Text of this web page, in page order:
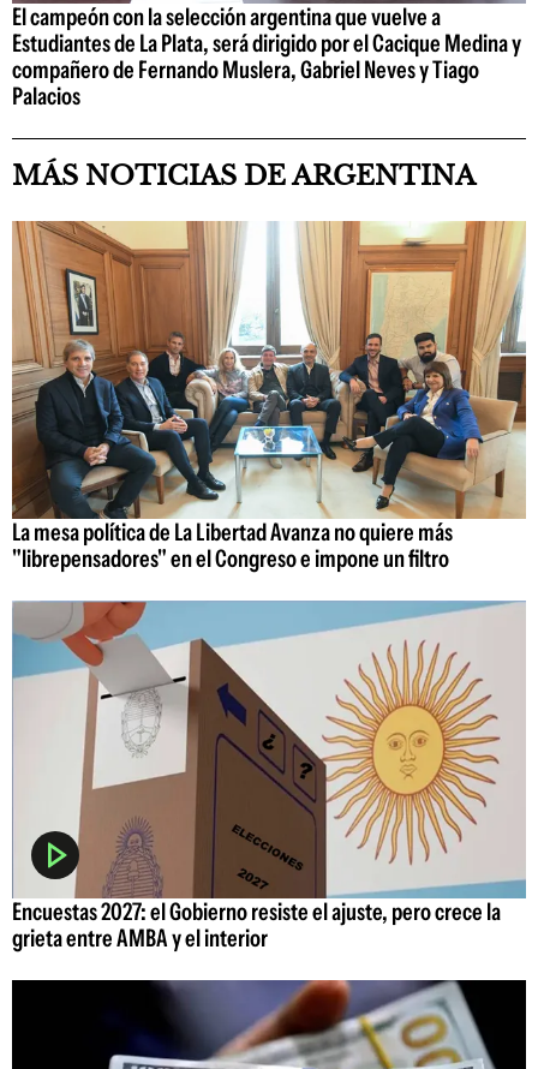
El campeón con la selección argentina que vuelve a
Estudiantes de La Plata, será dirigido por el Cacique Medina y
compañero de Fernando Muslera, Gabriel Neves y Tiago
Palacios
MÁS NOTICIAS DE ARGENTINA
La mesa política de La Libertad Avanza no quiere más
"librepensadores" en el Congreso e impone un filtro
Encuestas 2027: el Gobierno resiste el ajuste, pero crece la
grieta entre AMBA y el interior